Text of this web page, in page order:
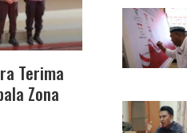
Terima
Zona